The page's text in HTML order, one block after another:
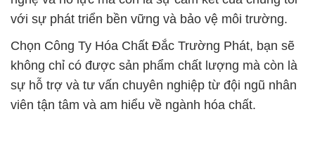
với sự phát triển bền vững và bảo vệ môi trường.
Chọn Công Ty Hóa Chất Đắc Trường Phát, bạn sẽ
không chỉ có được sản phẩm chất lượng mà còn là
sự hỗ trợ và tư vấn chuyên nghiệp từ đội ngũ nhân
viên tận tâm và am hiểu về ngành hóa chất.